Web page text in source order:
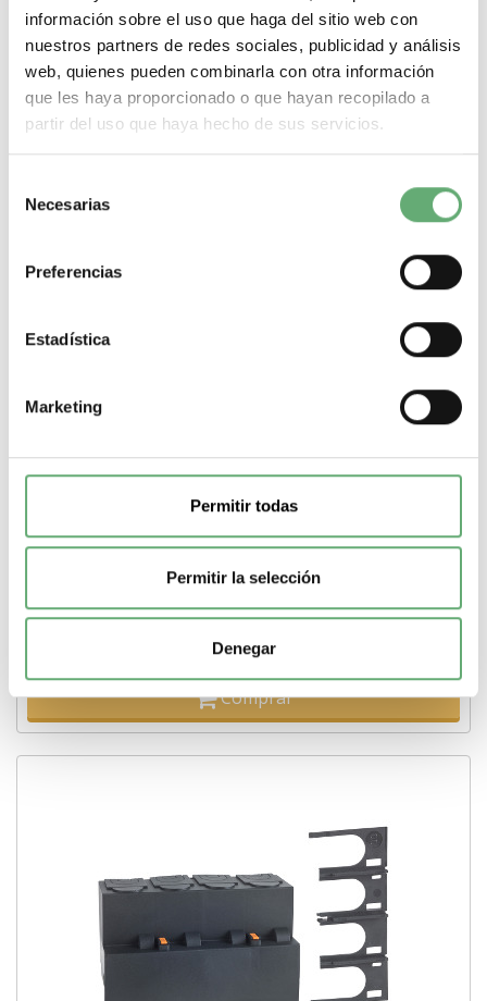
información sobre el uso que haga del sitio web con
nuestros partners de redes sociales, publicidad y análisis
web, quienes pueden combinarla con otra información
que les haya proporcionado o que hayan recopilado a
partir del uso que haya hecho de sus servicios.
Necesarias
Preferencias
Estadística
Marketing
Permitir todas
Permitir la selección
Denegar
Comprar
Protección de terminales de corriente residual - 4P -
para NG125 y Vigi NG125 ref. 19076 Schneider Electric
[PLAZO 3-6 SEMANAS]
19076 | 63 A 9 Cubrebornes de Schneider Electric ref. 19076
Pasos de 9mm (medio modulo) 9 Tipo de producto o
Comprar